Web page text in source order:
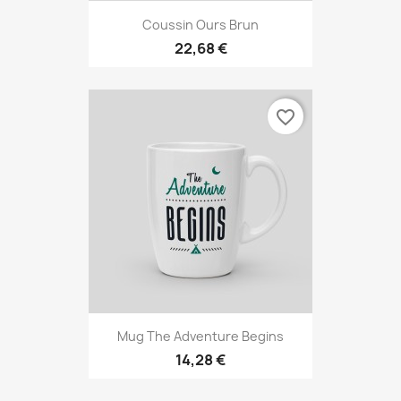
Coussin Ours Brun
22,68 €
Mug The Adventure Begins
14,28 €
favorite_border